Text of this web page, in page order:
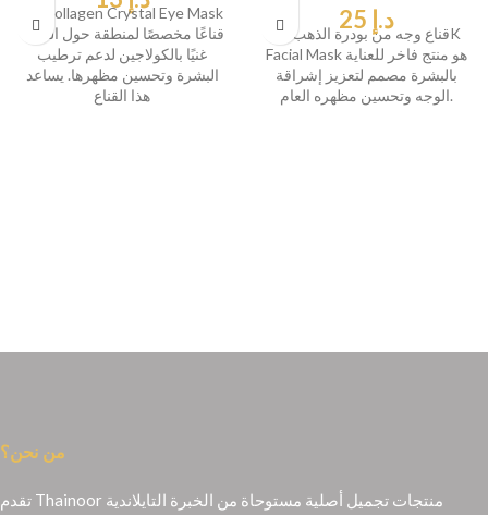
قناعًا مخصصًا لمنطقة حول العين،
غنيًا بالكولاجين لدعم ترطيب
البشرة وتحسين مظهرها. يساعد
هذا القناع
د.إ
قناع وجه من بودرة الذهب 24K
Facial Mask هو منتج فاخر للعناية
بالبشرة مصمم لتعزيز إشراقة
الوجه وتحسين مظهره العام.
من نحن؟
تقدم Thainoor منتجات تجميل أصلية مستوحاة من الخبرة التايلاندية